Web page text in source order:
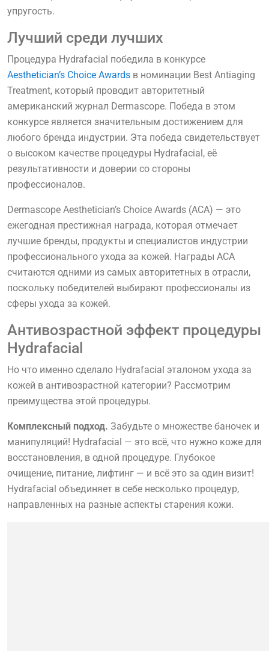
упругость.
Лучший среди лучших
Процедура Hydrafacial победила в конкурсе
Aesthetician’s Choice Awards в номинации Best Antiaging
Treatment, который проводит авторитетный
американский журнал Dermascope. Победа в этом
конкурсе является значительным достижением для
любого бренда индустрии. Эта победа свидетельствует
о высоком качестве процедуры Hydrafacial, её
результативности и доверии со стороны
профессионалов.
Dermascope Aesthetician’s Choice Awards (ACA) — это
ежегодная престижная награда, которая отмечает
лучшие бренды, продукты и специалистов индустрии
профессионального ухода за кожей. Награды ACA
считаются одними из самых авторитетных в отрасли,
поскольку победителей выбирают профессионалы из
сферы ухода за кожей.
Антивозрастной эффект процедуры
Hydrafacial
Но что именно сделало Hydrafacial эталоном ухода за
кожей в антивозрастной категории? Рассмотрим
преимущества этой процедуры.
Комплексный подход. Забудьте о множестве баночек и
манипуляций! Hydrafacial — это всё, что нужно коже для
восстановления, в одной процедуре. Глубокое
очищение, питание, лифтинг — и всё это за один визит!
Hydrafacial объединяет в себе несколько процедур,
направленных на разные аспекты старения кожи.